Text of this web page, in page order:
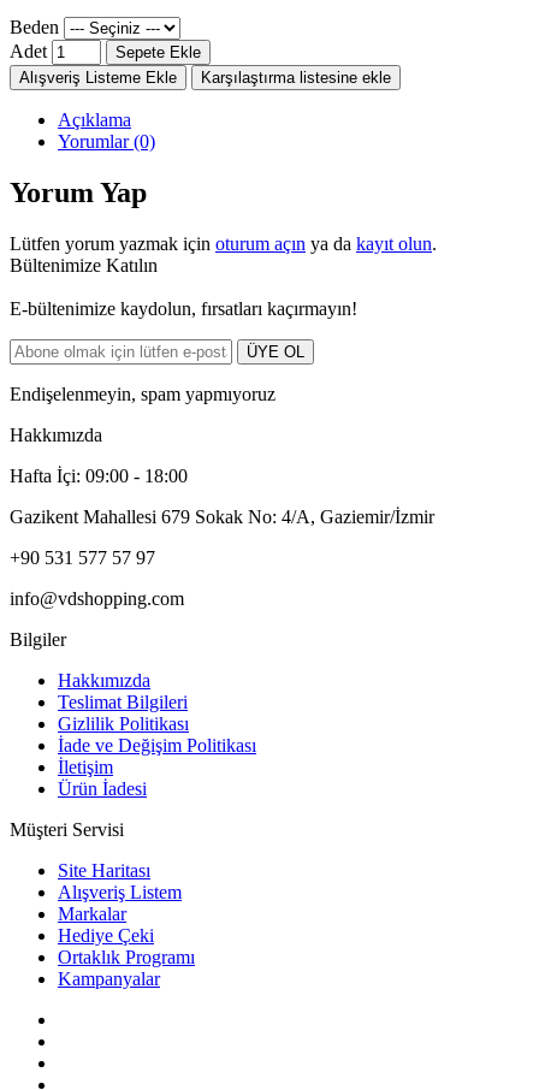
Beden
Adet
Sepete Ekle
Alışveriş Listeme Ekle
Karşılaştırma listesine ekle
Açıklama
Yorumlar (0)
Yorum Yap
Lütfen yorum yazmak için oturum açın ya da kayıt olun.
Bültenimize Katılın
E-bültenimize kaydolun, fırsatları kaçırmayın!
ÜYE OL
Endişelenmeyin, spam yapmıyoruz
Hakkımızda
Hafta İçi: 09:00 - 18:00
Gazikent Mahallesi 679 Sokak No: 4/A, Gaziemir/İzmir
+90 531 577 57 97
info@vdshopping.com
Bilgiler
Hakkımızda
Teslimat Bilgileri
Gizlilik Politikası
İade ve Değişim Politikası
İletişim
Ürün İadesi
Müşteri Servisi
Site Haritası
Alışveriş Listem
Markalar
Hediye Çeki
Ortaklık Programı
Kampanyalar